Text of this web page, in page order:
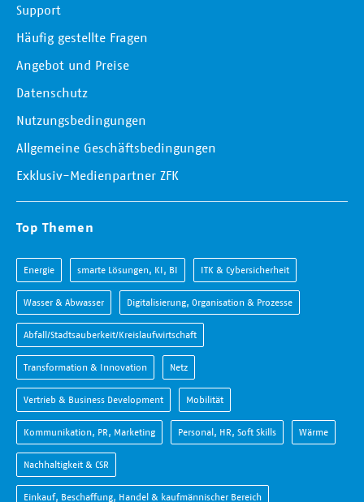
Support
Häufig gestellte Fragen
Angebot und Preise
Datenschutz
Nutzungsbedingungen
Allgemeine Geschäftsbedingungen
Exklusiv-Medienpartner ZFK
Top Themen
Energie smarte Lösungen, KI, BI ITK & Cybersicherheit
Wasser & Abwasser Digitalisierung, Organisation & Prozesse
Abfall/Stadtsauberkeit/Kreislaufwirtschaft
Transformation & Innovation Netz
Vertrieb & Business Development Mobilität
Kommunikation, PR, Marketing Personal, HR, Soft Skills Wärme
Nachhaltigkeit & CSR
Einkauf, Beschaffung, Handel & kaufmännischer Bereich